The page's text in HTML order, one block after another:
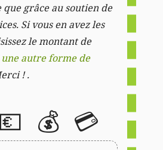
que grâce au soutien de
Si vous en avez les
le montant de
une autre forme de
! .
💶 💰 💳